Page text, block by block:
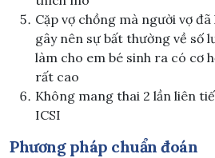
Cặp vợ chồng mà người vợ
gây nên sự bất thường về số
làm cho em bé sinh ra có cơ
rất cao
Không mang thai 2 lần liên
ICSI
Phương pháp chuẩn đoán